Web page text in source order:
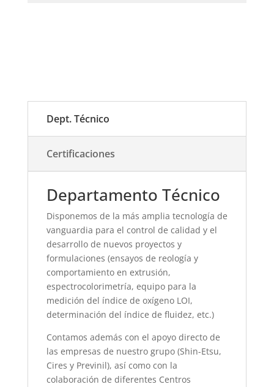
Dept. Técnico
Certificaciones
Departamento Técnico
Disponemos de la más amplia tecnología de
vanguardia para el control de calidad y el
desarrollo de nuevos proyectos y
formulaciones (ensayos de reología y
comportamiento en extrusión,
espectrocolorimetría, equipo para la
medición del índice de oxígeno LOI,
determinación del índice de fluidez, etc.)
Contamos además con el apoyo directo de
las empresas de nuestro grupo (Shin-Etsu,
Cires y Previnil), así como con la
colaboración de diferentes Centros